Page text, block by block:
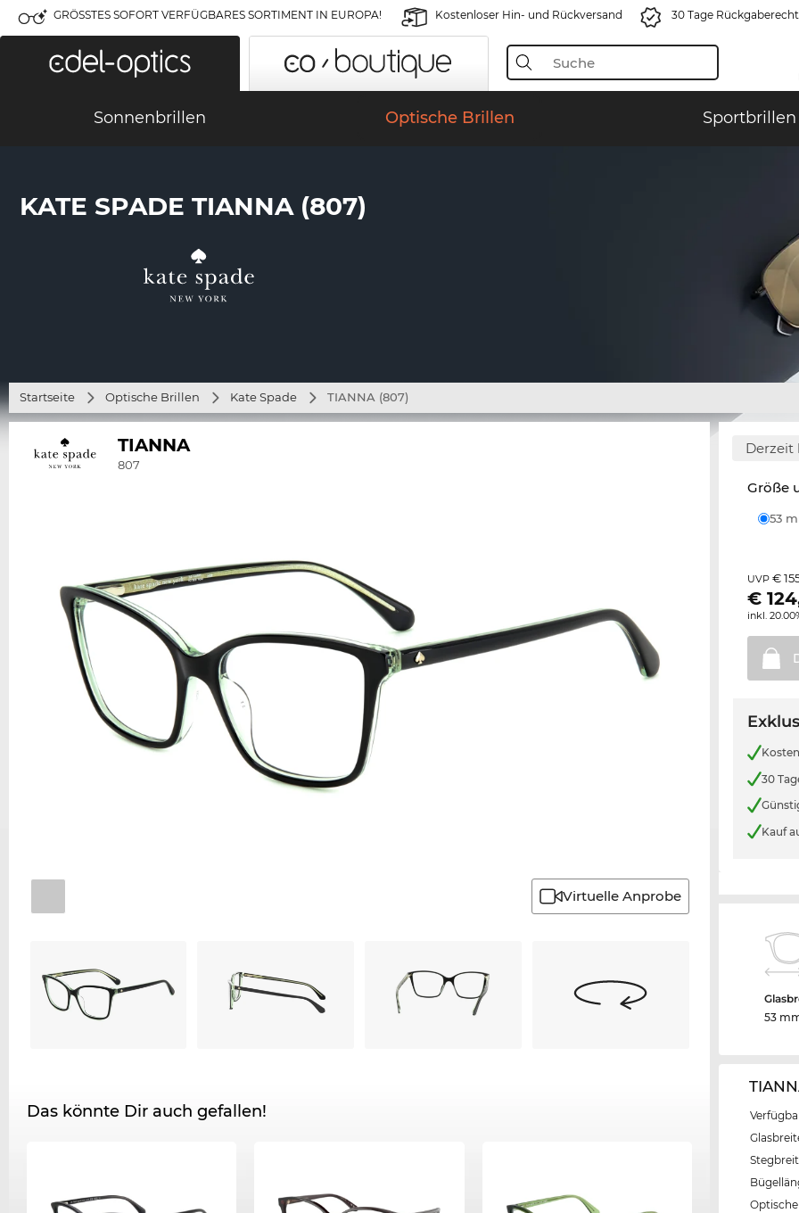
GRÖSSTES SOFORT VERFÜGBARES SORTIMENT IN EUROPA! Kostenloser Hin- und Rückversand 30 Tage Rückgaberecht
Sonnenbrillen Optische Brillen Sportbrillen
KATE SPADE TIANNA (807)
Startseite Optische Brillen Kate Spade TIANNA (807)
TIANNA
807
Virtuelle Anprobe
Das könnte Dir auch gefallen!
Derzeit
Größe
53
UVP€
€
inkl.
30
Kauf
53